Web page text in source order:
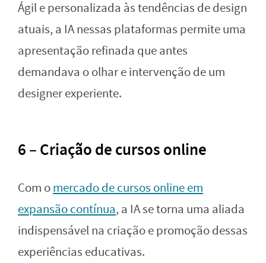
Ágil e personalizada às tendências de design
atuais, a IA nessas plataformas permite uma
apresentação refinada que antes
demandava o olhar e intervenção de um
designer experiente.
6 – Criação de cursos online
Com omercado de cursos online em
expansão contínua, a IA se torna uma aliada
indispensável na criação e promoção dessas
experiências educativas.